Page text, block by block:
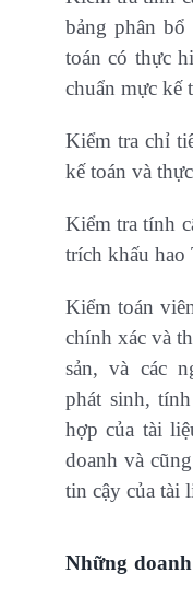
bảng phân
toán có thực
chuẩn mực kế
Kiểm tra chỉ
kế toán và
Kiểm tra tính
trích khấu
Kiểm toán
chính xác và
sản, và các
phát sinh,
hợp của tài
doanh và
tin cậy của tài
Những